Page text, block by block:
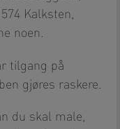
Kalksten,
noen.
tilgang på
gjøres raskere.
du skal male,